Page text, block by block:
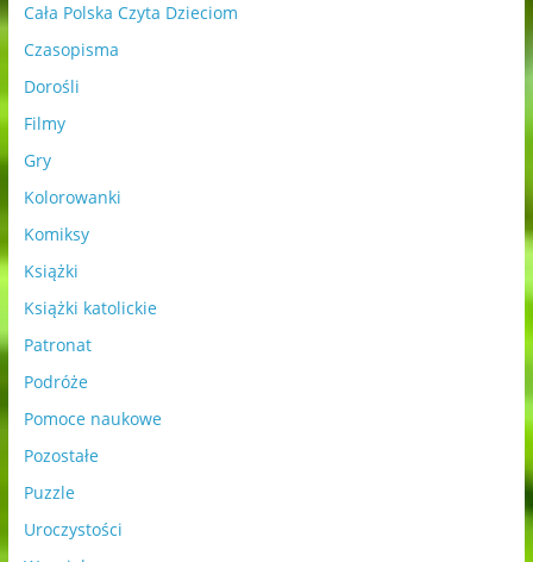
Cała Polska Czyta Dzieciom
Czasopisma
Dorośli
Filmy
Gry
Kolorowanki
Komiksy
Książki
Książki katolickie
Patronat
Podróże
Pomoce naukowe
Pozostałe
Puzzle
Uroczystości